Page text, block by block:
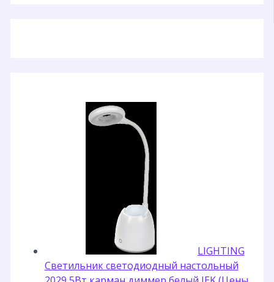
LIGHTING
Светильник светодиодный настольный